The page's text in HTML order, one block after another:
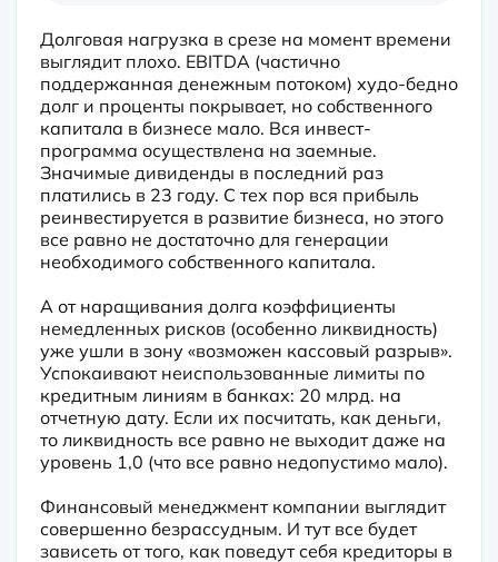
Долговая нагрузка в срезе на момент времени
выглядит плохо. EBITDA (частично
поддержанная денежным потоком) худо-бедно
долг и проценты покрывает, но собственного
капитала в бизнесе мало. Вся инвест-
программа осуществлена на заемные.
Значимые дивиденды в последний раз
платились в 23 году. С тех пор вся прибыль
реинвестируется в развитие бизнеса, но этого
все равно не достаточно для генерации
необходимого собственного капитала.
А от наращивания долга коэффициенты
немедленных рисков (особенно ликвидность)
уже ушли в зону «возможен кассовый разрыв».
Успокаивают неиспользованные лимиты по
кредитным линиям в банках: 20 млрд. на
отчетную дату. Если их посчитать, как деньги,
то ликвидность все равно не выходит даже на
уровень 1,0 (что все равно недопустимо мало).
Финансовый менеджмент компании выглядит
совершенно безрассудным. И тут все будет
зависеть от того, как поведут себя кредиторы в